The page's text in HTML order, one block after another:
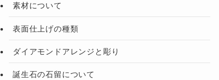
素材について
表面仕上げの種類
ダイアモンドアレンジと彫り
誕生石の石留について